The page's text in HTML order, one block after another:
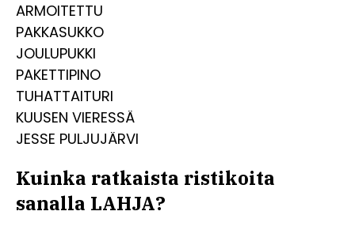
ARMOITETTU
PAKKASUKKO
JOULUPUKKI
PAKETTIPINO
TUHATTAITURI
KUUSEN VIERESSÄ
JESSE PULJUJÄRVI
Kuinka ratkaista ristikoita
sanalla LAHJA?